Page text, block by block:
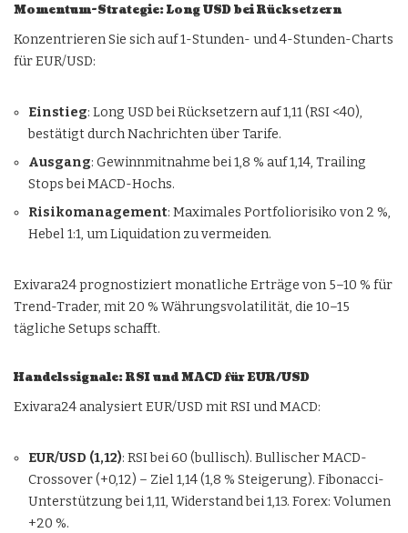
Momentum-Strategie: Long USD bei Rücksetzern
Konzentrieren Sie sich auf 1-Stunden- und 4-Stunden-Charts
für EUR/USD:
Einstieg: Long USD bei Rücksetzern auf 1,11 (RSI <40),
bestätigt durch Nachrichten über Tarife.
Ausgang: Gewinnmitnahme bei 1,8 % auf 1,14, Trailing
Stops bei MACD-Hochs.
Risikomanagement: Maximales Portfoliorisiko von 2 %,
Hebel 1:1, um Liquidation zu vermeiden.
Exivara24 prognostiziert monatliche Erträge von 5–10 % für
Trend-Trader, mit 20 % Währungsvolatilität, die 10–15
tägliche Setups schafft.
Handelssignale: RSI und MACD für EUR/USD
Exivara24 analysiert EUR/USD mit RSI und MACD:
EUR/USD (1,12): RSI bei 60 (bullisch). Bullischer MACD-
Crossover (+0,12) – Ziel 1,14 (1,8 % Steigerung). Fibonacci-
Unterstützung bei 1,11, Widerstand bei 1,13. Forex: Volumen
+20 %.